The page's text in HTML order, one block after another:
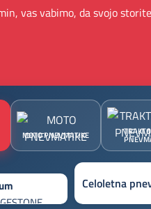
vas vabimo, da svojo
MOTO PNEVMATIKE